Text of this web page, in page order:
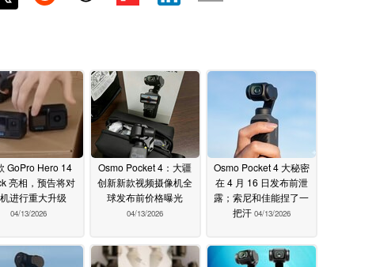
GoPro Hero 14
亮相，预告将对
进行重大升级
04/13/2026
Osmo Pocket 4：大疆
创新新款视频摄像机全
球发布前价格曝光
04/13/2026
Osmo Pocket 4 大秘密
在 4 月 16 日发布前泄
露；索尼和佳能捏了一
把汗 04/13/2026